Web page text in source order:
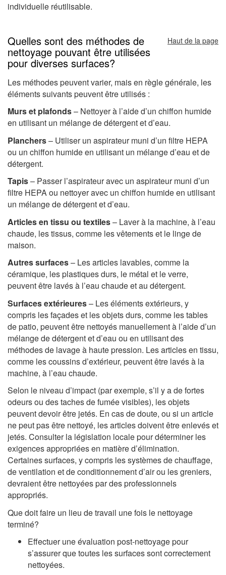
individuelle réutilisable.
Quelles sont des méthodes de
nettoyage pouvant être utilisées
pour diverses surfaces?
Haut de la page
Les méthodes peuvent varier, mais en règle générale, les
éléments suivants peuvent être utilisés :
Murs et plafonds– Nettoyer à l’aide d’un chiffon humide
en utilisant un mélange de détergent et d’eau.
Planchers– Utiliser un aspirateur muni d’un filtre HEPA
ou un chiffon humide en utilisant un mélange d’eau et de
détergent.
Tapis– Passer l’aspirateur avec un aspirateur muni d’un
filtre HEPA ou nettoyer avec un chiffon humide en utilisant
un mélange de détergent et d’eau.
Articles en tissu ou textiles– Laver à la machine, à l’eau
chaude, les tissus, comme les vêtements et le linge de
maison.
Autres surfaces– Les articles lavables, comme la
céramique, les plastiques durs, le métal et le verre,
peuvent être lavés à l’eau chaude et au détergent.
Surfaces extérieures– Les éléments extérieurs, y
compris les façades et les objets durs, comme les tables
de patio, peuvent être nettoyés manuellement à l’aide d’un
mélange de détergent et d’eau ou en utilisant des
méthodes de lavage à haute pression. Les articles en tissu,
comme les coussins d’extérieur, peuvent être lavés à la
machine, à l’eau chaude.
Selon le niveau d’impact (par exemple, s’il y a de fortes
odeurs ou des taches de fumée visibles), les objets
peuvent devoir être jetés. En cas de doute, ou si un article
ne peut pas être nettoyé, les articles doivent être enlevés et
jetés. Consulter la législation locale pour déterminer les
exigences appropriées en matière d’élimination.
Certaines surfaces, y compris les systèmes de chauffage,
de ventilation et de conditionnement d’air ou les greniers,
devraient être nettoyées par des professionnels
appropriés.
Que doit faire un lieu de travail une fois le nettoyage
terminé?
Effectuer une évaluation post-nettoyage pour
s’assurer que toutes les surfaces sont correctement
nettoyées.